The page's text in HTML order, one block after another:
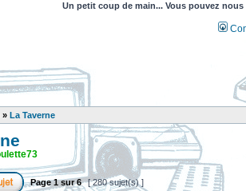
Un petit coup de main... Vous pouvez
» La Taverne
Page1sur6 [ 280 sujet(s) ]